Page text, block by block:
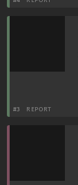
#3 REPORT